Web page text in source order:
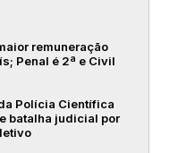
remuneração
Penal é 2ª e Civil
Polícia Científica
batalha judicial por